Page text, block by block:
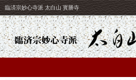
臨済宗妙心寺派 太白山 寳勝寺